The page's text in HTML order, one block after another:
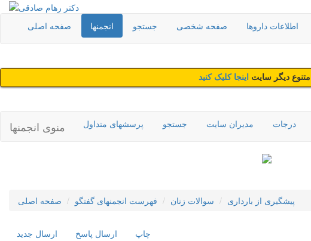
صفحه اصلی انجمنها جستجو صفحه شخصی اطلاعات داروها
دیگر سایت اینجا کلیک کنید
منوی انجمنها پرسشهای متداول جستجو مدیران سایت درجات
صفحه اصلی فهرست انجمنهای گفتگو سوالات زنان پیشگیری از بارداری
ارسال جديد ارسال پاسخ چاپ